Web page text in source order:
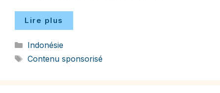
Lire plus
Catégories
Indonésie
Étiquettes
Contenu sponsorisé